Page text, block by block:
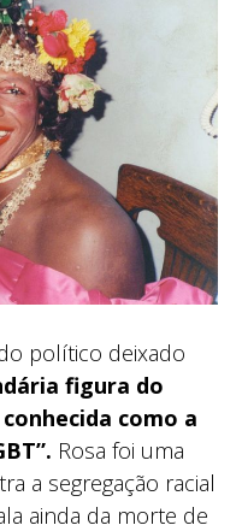
político deixado
figura do
como a
Rosa foi uma
a segregação racial
ainda da morte de